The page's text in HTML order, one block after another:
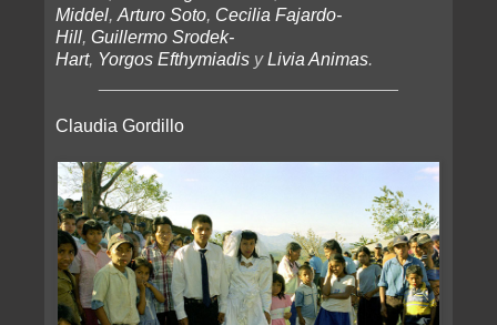
Middel, Arturo Soto, Cecilia Fajardo-
Hill, Guillermo Srodek-
Hart, Yorgos Efthymiadis yLivia Animas.
Claudia Gordillo